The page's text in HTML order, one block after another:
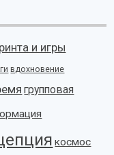
и игры
вдохновение
групповая
космос